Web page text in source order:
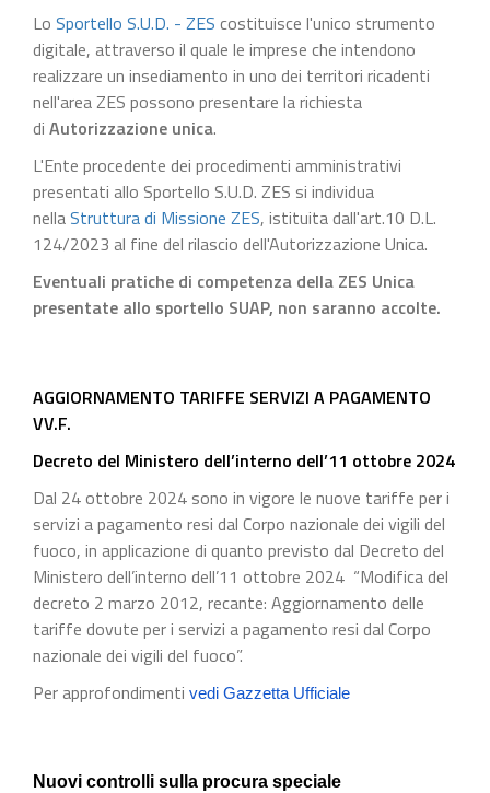
Lo Sportello S.U.D. - ZES costituisce l'unico strumento
digitale, attraverso il quale le imprese che intendono
realizzare un insediamento in uno dei territori ricadenti
nell'area ZES possono presentare la richiesta
di Autorizzazione unica.
L'Ente procedente dei procedimenti amministrativi
presentati allo Sportello S.U.D. ZES si individua
nellaStruttura di Missione ZES, istituita dall'art.10 D.L.
124/2023 al fine del rilascio dell'Autorizzazione Unica.
Eventuali pratiche di competenza della ZES Unica
presentate allo sportello SUAP, non saranno accolte.
AGGIORNAMENTO TARIFFE SERVIZI A PAGAMENTO
VV.F.
Decreto del Ministero dell’interno dell’11 ottobre 2024
Dal 24 ottobre 2024 sono in vigore le nuove tariffe per i
servizi a pagamento resi dal Corpo nazionale dei vigili del
fuoco, in applicazione di quanto previsto dal Decreto del
Ministero dell’interno dell’11 ottobre 2024 “Modifica del
decreto 2 marzo 2012, recante: Aggiornamento delle
tariffe dovute per i servizi a pagamento resi dal Corpo
nazionale dei vigili del fuoco”.
Per approfondimenti vedi Gazzetta Ufficiale
Nuovi controlli sulla procura speciale